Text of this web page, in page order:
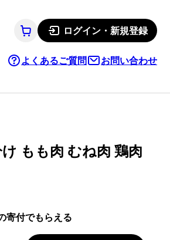
ログイン・新規登録
よくあるご質問 お問い合わせ
もも肉 むね肉 鶏肉
寄付でもらえる